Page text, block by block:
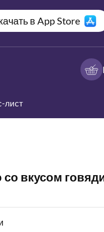
в App Store
лист
со вкусом